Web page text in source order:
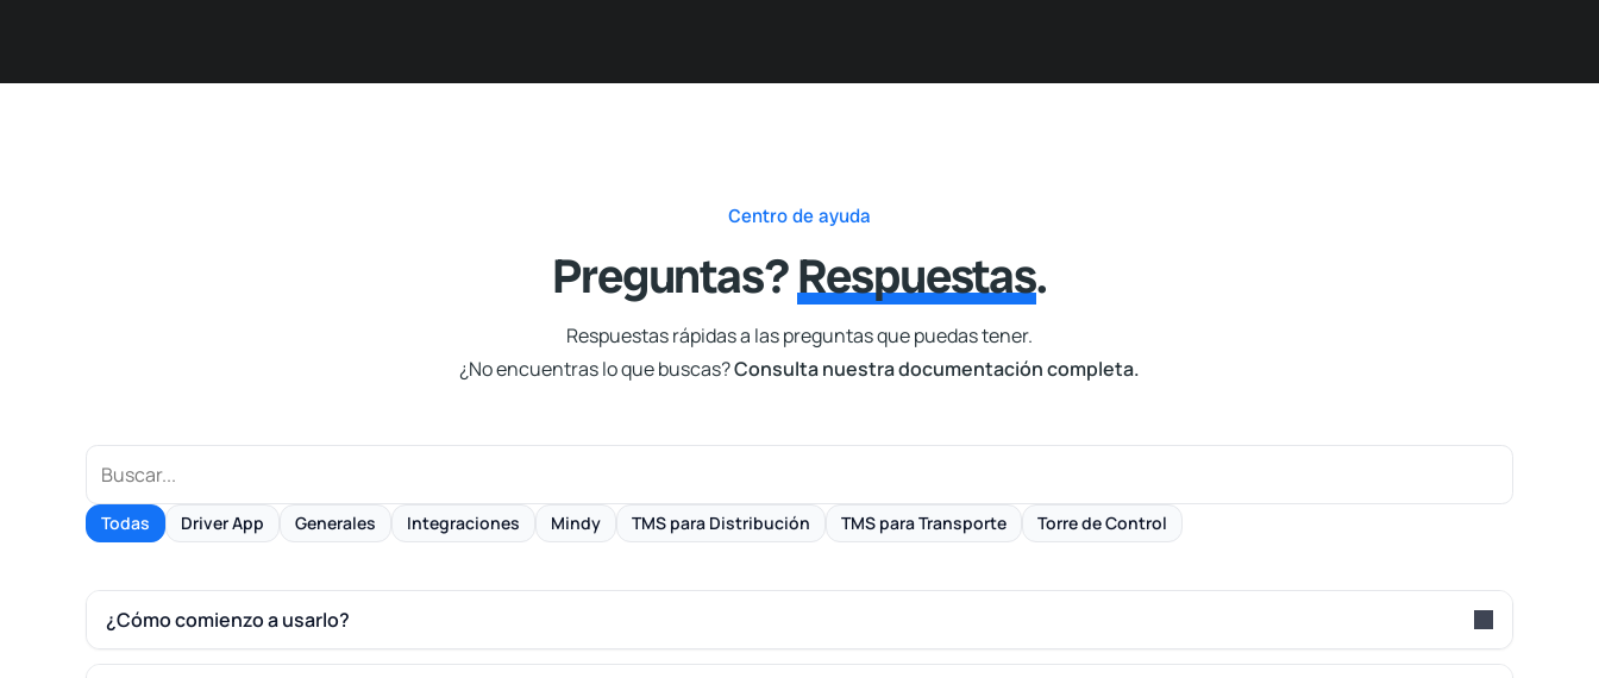
Centro de ayuda
Preguntas?Respuestas.
Respuestas rápidas a las preguntas que puedas tener.
¿No encuentras lo que buscas?Consulta nuestra documentación completa.
Todas Driver App Generales Integraciones Mindy TMS para Distribución TMS para Transporte Torre de Control
¿Cómo comienzo a usarlo?